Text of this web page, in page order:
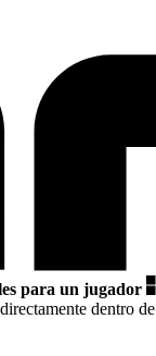
para un jugador
dentro de